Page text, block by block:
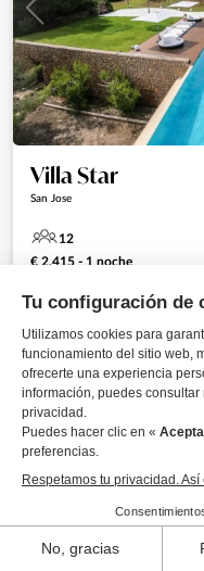
Villa Star
San Jose
12
€ 2.415 - 1 noche